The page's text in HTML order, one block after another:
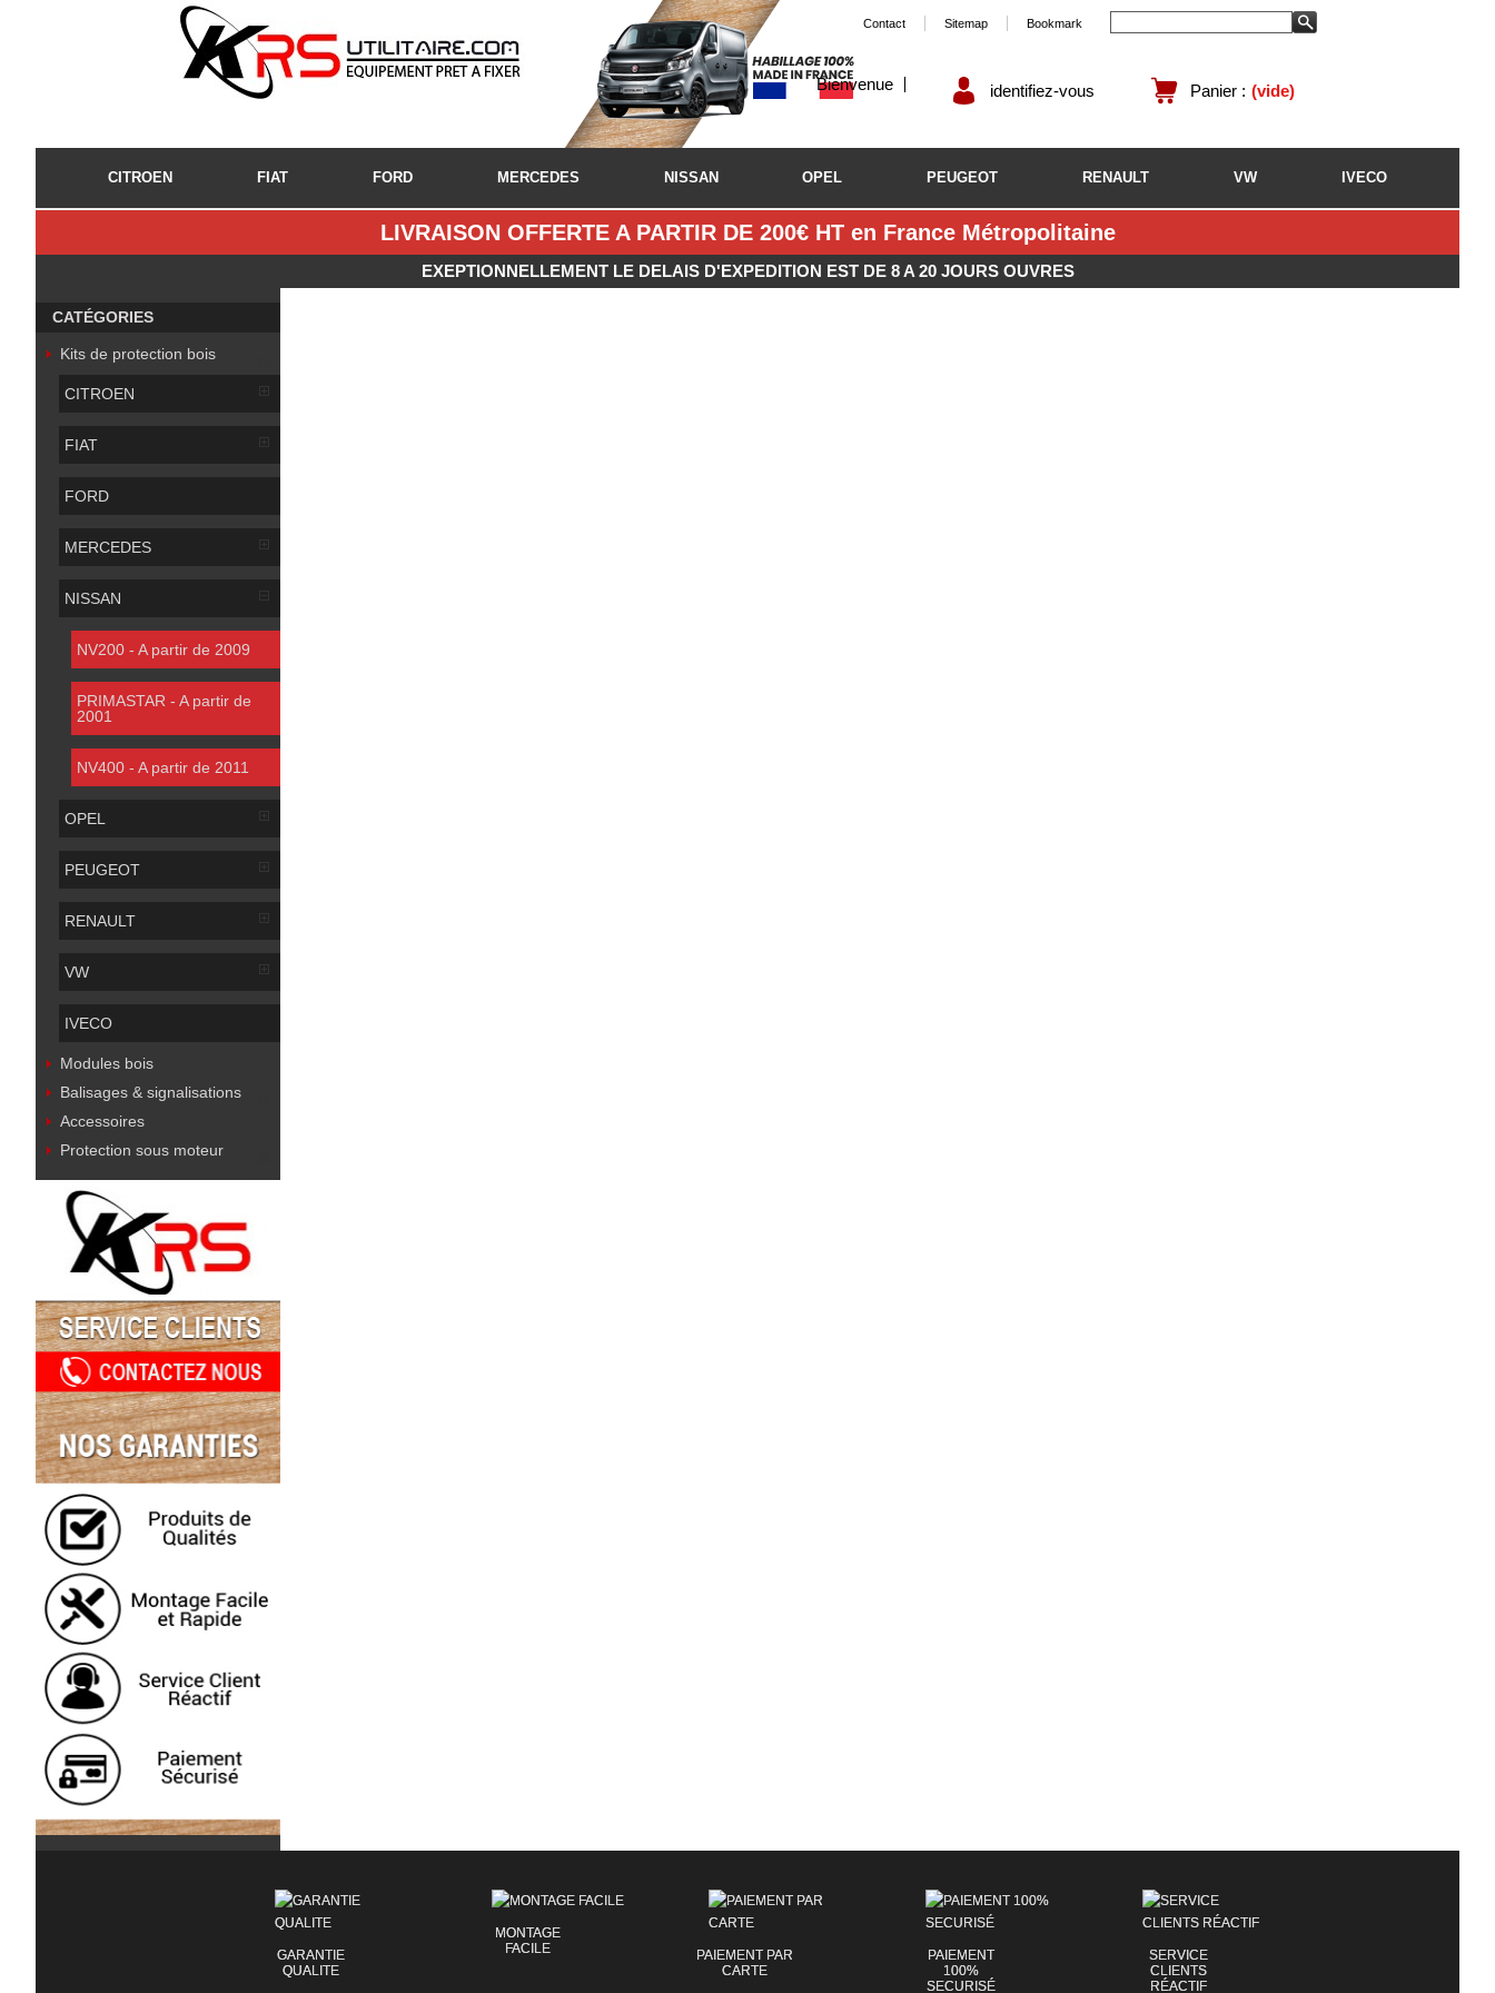
Contact Sitemap Bookmark
Bienvenue identifiez-vous Panier : (vide)
CITROEN FIAT FORD MERCEDES NISSAN OPEL PEUGEOT RENAULT VW IVECO
LIVRAISON OFFERTE A PARTIR DE 200€ HT en France Métropolitaine
EXEPTIONNELLEMENT LE DELAIS D'EXPEDITION EST DE 8 A 20 JOURS OUVRES
CATÉGORIES
Kits de protection bois
CITROEN
FIAT
FORD
MERCEDES
NISSAN
NV200 - A partir de 2009
PRIMASTAR - A partir de
2001
NV400 - A partir de 2011
OPEL
PEUGEOT
RENAULT
VW
IVECO
Modules bois
Balisages & signalisations
Accessoires
Protection sous moteur
GARANTIE
QUALITE
MONTAGE
FACILE
PAIEMENT PAR
CARTE
PAIEMENT
100%
SECURISÉ
SERVICE
CLIENTS
RÉACTIF